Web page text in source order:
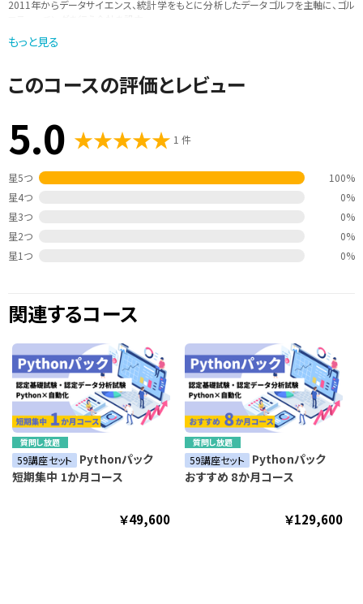
2011年からデータサイエンス、統計学をもとに分析したデータゴルフを主軸に、ゴル
データをもとにしたスポーツのティーチングを行いながら、現在は、pythonを中心
に、「実際に現場で使えるような学びを提供」をモットーに講師活動も行っている。
もっと見る
このコースの評価とレビュー
5.0 1 件
星5つ
100%
星4つ
0%
星3つ
0%
星2つ
0%
星1つ
0%
関連するコース
質問し放題
59講座セット Pythonパック
短期集中 1か月コース
￥49,600
質問し放題
59講座セット Pythonパック
おすすめ 8か月コース
￥129,600